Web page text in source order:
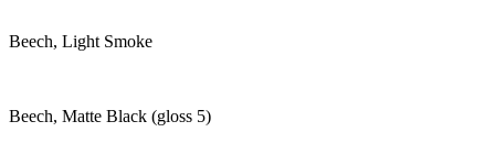
Beech, Light Smoke
Beech, Matte Black (gloss 5)